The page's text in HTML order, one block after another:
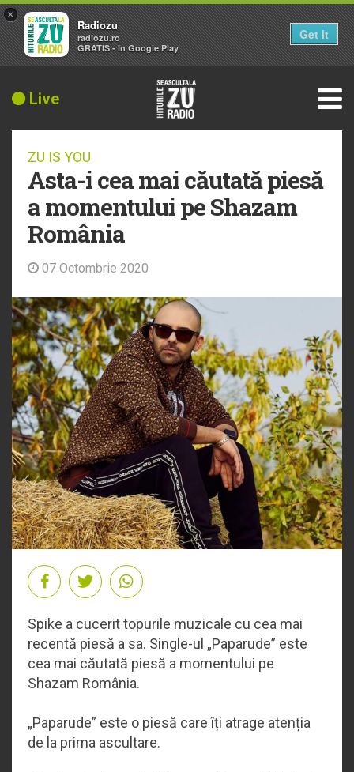
Live
ZU IS YOU
Asta-i cea mai căutată piesă
a momentului pe Shazam
România
07 Octombrie 2020
Spike a cucerit topurile muzicale cu cea mai
recentă piesă a sa. Single-ul „Paparude” este
cea mai căutată piesă a momentului pe
Shazam România.
„Paparude” este o piesă care îți atrage atenția
de la prima ascultare.
×
Radiozu
radiozu.ro
GRATIS - In Google Play
Get it